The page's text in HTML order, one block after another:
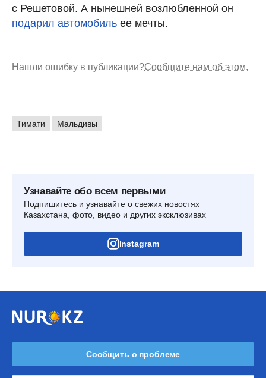
с Решетовой. А нынешней возлюбленной он
подарил автомобиль ее мечты.
Нашли ошибку в публикации?Сообщите нам об этом.
Тимати Мальдивы
Узнавайте обо всем первыми
Подпишитесь и узнавайте о свежих новостях
Казахстана, фото, видео и других эксклюзивах
Instagram
Сообщить о проблеме